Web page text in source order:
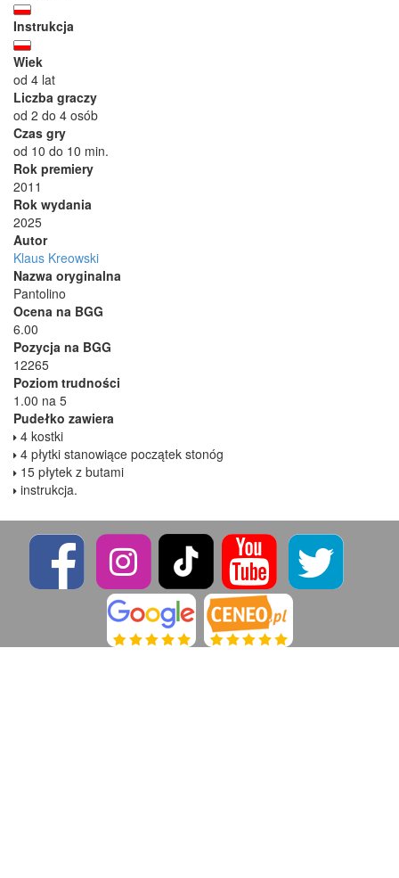
Instrukcja
Wiek
od 4 lat
Liczba graczy
od 2 do 4 osób
Czas gry
od 10 do 10 min.
Rok premiery
2011
Rok wydania
2025
Autor
Klaus Kreowski
Nazwa oryginalna
Pantolino
Ocena na BGG
6.00
Pozycja na BGG
12265
Poziom trudności
1.00 na 5
Pudełko zawiera
4 kostki
4 płytki stanowiące początek stonóg
15 płytek z butami
instrukcja.